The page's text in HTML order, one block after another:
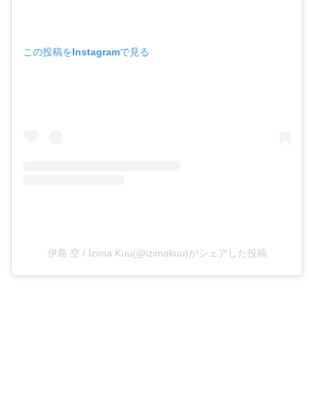
この投稿をInstagramで見る
伊島 空 / Izima Kuu(@izimakuu)がシェアした投稿